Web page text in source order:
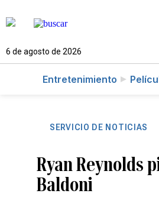
6 de agosto de 2026
Entretenimiento
SERVICIO DE NOTICIAS
Ryan Reynolds
Baldoni